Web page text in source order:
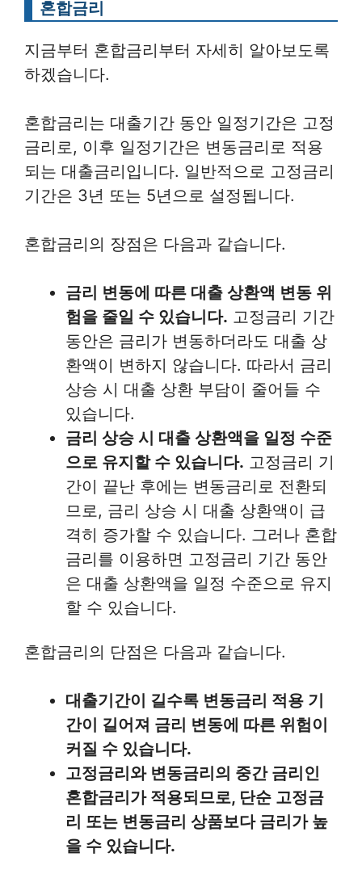
혼합금리
지금부터 혼합금리부터 자세히 알아보도록
하겠습니다.
혼합금리는 대출기간 동안 일정기간은 고정
금리로, 이후 일정기간은 변동금리로 적용
되는 대출금리입니다. 일반적으로 고정금리
기간은 3년 또는 5년으로 설정됩니다.
혼합금리의 장점은 다음과 같습니다.
금리 변동에 따른 대출 상환액 변동 위
험을 줄일 수 있습니다. 고정금리 기간
동안은 금리가 변동하더라도 대출 상
환액이 변하지 않습니다. 따라서 금리
상승 시 대출 상환 부담이 줄어들 수
있습니다.
금리 상승 시 대출 상환액을 일정 수준
으로 유지할 수 있습니다. 고정금리 기
간이 끝난 후에는 변동금리로 전환되
므로, 금리 상승 시 대출 상환액이 급
격히 증가할 수 있습니다. 그러나 혼합
금리를 이용하면 고정금리 기간 동안
은 대출 상환액을 일정 수준으로 유지
할 수 있습니다.
혼합금리의 단점은 다음과 같습니다.
대출기간이 길수록 변동금리 적용 기
간이 길어져 금리 변동에 따른 위험이
커질 수 있습니다.
고정금리와 변동금리의 중간 금리인
혼합금리가 적용되므로, 단순 고정금
리 또는 변동금리 상품보다 금리가 높
을 수 있습니다.